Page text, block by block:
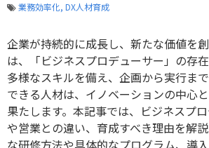
業務効率化 DX人材育成
企業が持続的に成長し、新たな価値を
は、「ビジネスプロデューサー」の存
多様なスキルを備え、企画から実行ま
できる人材は、イノベーションの中心
果たします。本記事では、ビジネスプ
や営業との違い、育成すべき理由を解
な研修方法や具体的なプログラム、導